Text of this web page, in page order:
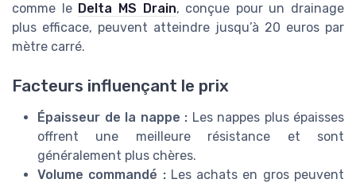
comme le Delta MS Drain, conçue pour un drainage
plus efficace, peuvent atteindre jusqu’à 20 euros par
mètre carré.
Facteurs influençant le prix
Épaisseur de la nappe : Les nappes plus épaisses
offrent une meilleure résistance et sont
généralement plus chères.
Volume commandé :Les achats en gros peuvent